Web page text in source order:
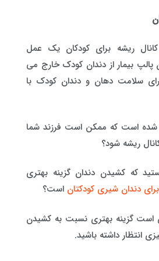
کانال ریشه برای کودکان یک عمل
بیمار از دندان کودک خارج می
سلامت دهان و دندان کودک با
شده است که ممکن است فرزند شما
ریشه شود؟
که کشیدن دندان گزینه بهتری
دندان شیری کودکتان است؟
است گزینه بهتری نسبت به کشیدن
انتظار داشته باشید.